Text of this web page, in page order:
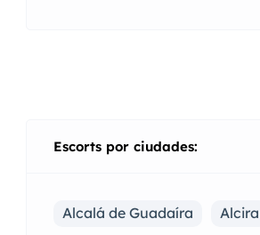
Escorts por ciudades:
Alcalá de Guadaíra
Alcira